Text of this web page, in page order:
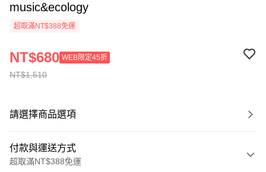
music&ecology
超取滿NT$388免運
NT$1,510
NT$680 WEB限定45折
請選擇商品選項
付款與運送方式
超取滿NT$388免運